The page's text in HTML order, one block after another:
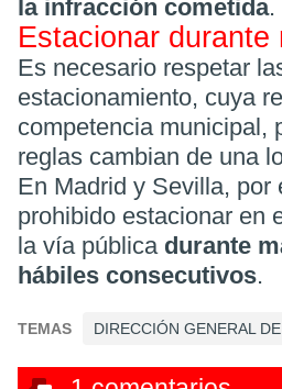
la infracción cometida.
Estacionar durante
Es necesario respetar
estacionamiento, cuya
competencia municipal,
reglas cambian de una
En Madrid y Sevilla, por
prohibido estacionar en
la vía pública durante
hábiles consecutivos.
TEMAS DIRECCIÓN GENERAL